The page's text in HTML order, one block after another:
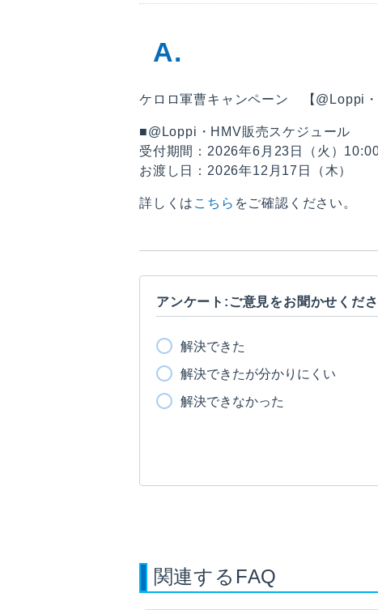
ケロロ軍曹キャンペーン 【@Loppi
■@Loppi・HMV販売スケジュール
受付期間：2026年6月23日（火）
お渡し日：2026年12月17日（木）
詳しくは こちら をご確認ください。
アンケート:ご意見をお聞かせくだ
解決できた
解決できたが分かりにくい
解決できなかった
関連するFAQ